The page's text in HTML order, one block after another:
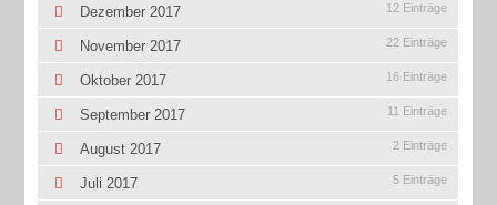
Dezember 2017 12 Einträge
November 2017 22 Einträge
Oktober 2017 16 Einträge
September 2017 11 Einträge
August 2017 2 Einträge
Juli 2017 5 Einträge